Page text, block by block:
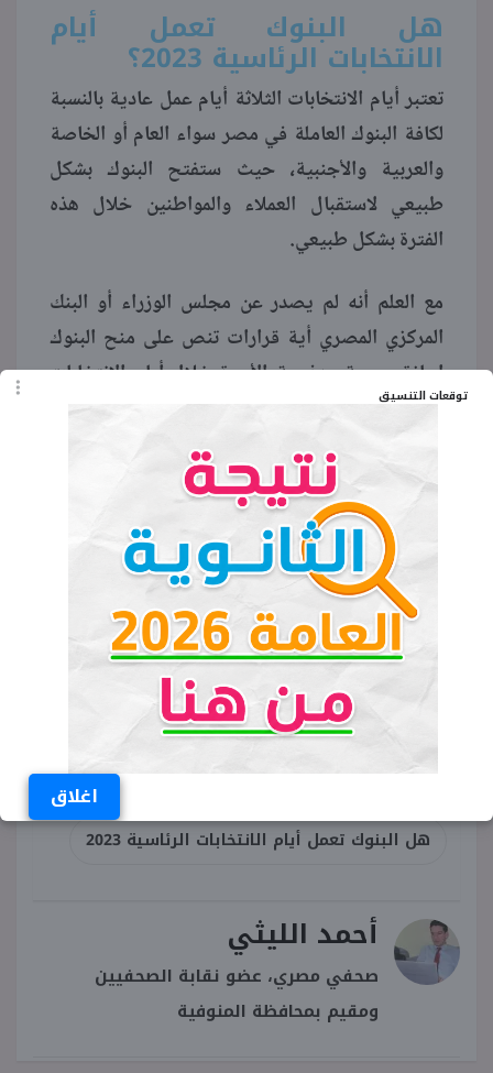
توقعات التنسيق
اغلاق
هل البنوك تعمل أيام
الانتخابات الرئاسية 2023؟
تعتبر أيام الانتخابات الثلاثة أيام عمل عادية بالنسبة
لكافة البنوك العاملة في مصر سواء العام أو الخاصة
والعربية والأجنبية، حيث ستفتح البنوك بشكل
طبيعي لاستقبال العملاء والمواطنين خلال هذه
الفترة بشكل طبيعي.
مع العلم أنه لم يصدر عن مجلس الوزراء أو البنك
المركزي المصري أية قرارات تنص على منح البنوك
إجازة رسمية مدفوعة الأجرة خلال أيام الانتخابات
الرئاسية.
قرار وزير التربية والتعليم
(مستند)
الكلمات المفتاحية
هل البنوك مغلقة أيام الانتخابات الرئاسية
إجازة البنوك في الانتخابات الرئاسية
هل البنوك تعمل أيام الانتخابات الرئاسية 2023
أحمد الليثي
صحفي مصري، عضو نقابة الصحفيين
ومقيم بمحافظة المنوفية